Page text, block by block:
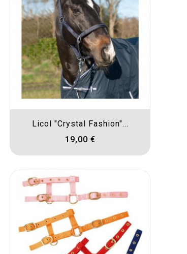
Licol "Crystal Fashion"...
19,00 €